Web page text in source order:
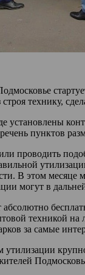
технику,
установлены
пунктов
проводить
В этом
могут в
техникой
за самые